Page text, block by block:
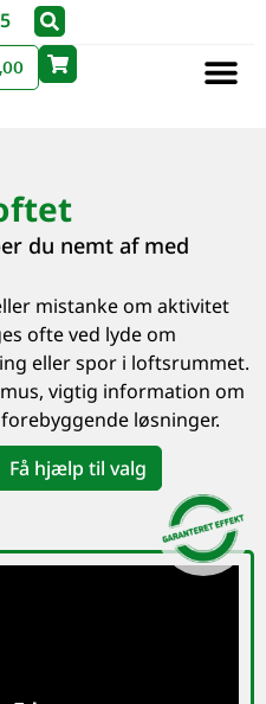
du nemt af med
mistanke om aktivitet
ofte ved lyde om
eller spor i loftsrummet.
vigtig information om
løsninger.
Få hjælp til valg